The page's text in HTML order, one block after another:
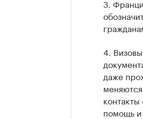
3.
4.
даже
помощь